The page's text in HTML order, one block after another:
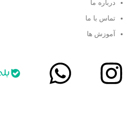
درباره ما
تماس با ما
آموزش ها